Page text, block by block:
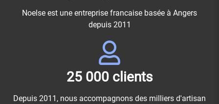
Noelse est une entreprise francaise basée à Angers
depuis 2011
25 000 clients
Depuis 2011, nous accompagnons des milliers d'artisan